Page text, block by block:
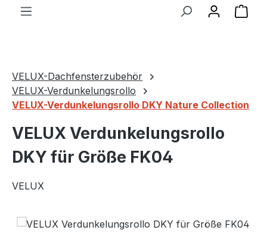
VELUX-Dachfensterzubehör
VELUX-Verdunkelungsrollo
VELUX-Verdunkelungsrollo DKY Nature Collection
VELUX Verdunkelungsrollo
DKY für Größe FK04
VELUX
Bildergalerie überspringen